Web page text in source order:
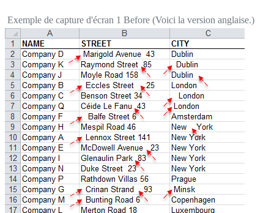
Exemple de capture d'écran 1 Before (Voici la version anglaise.)